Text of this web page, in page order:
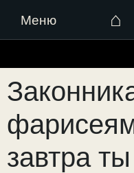
Меню ⌂
к
содержимому
завтра